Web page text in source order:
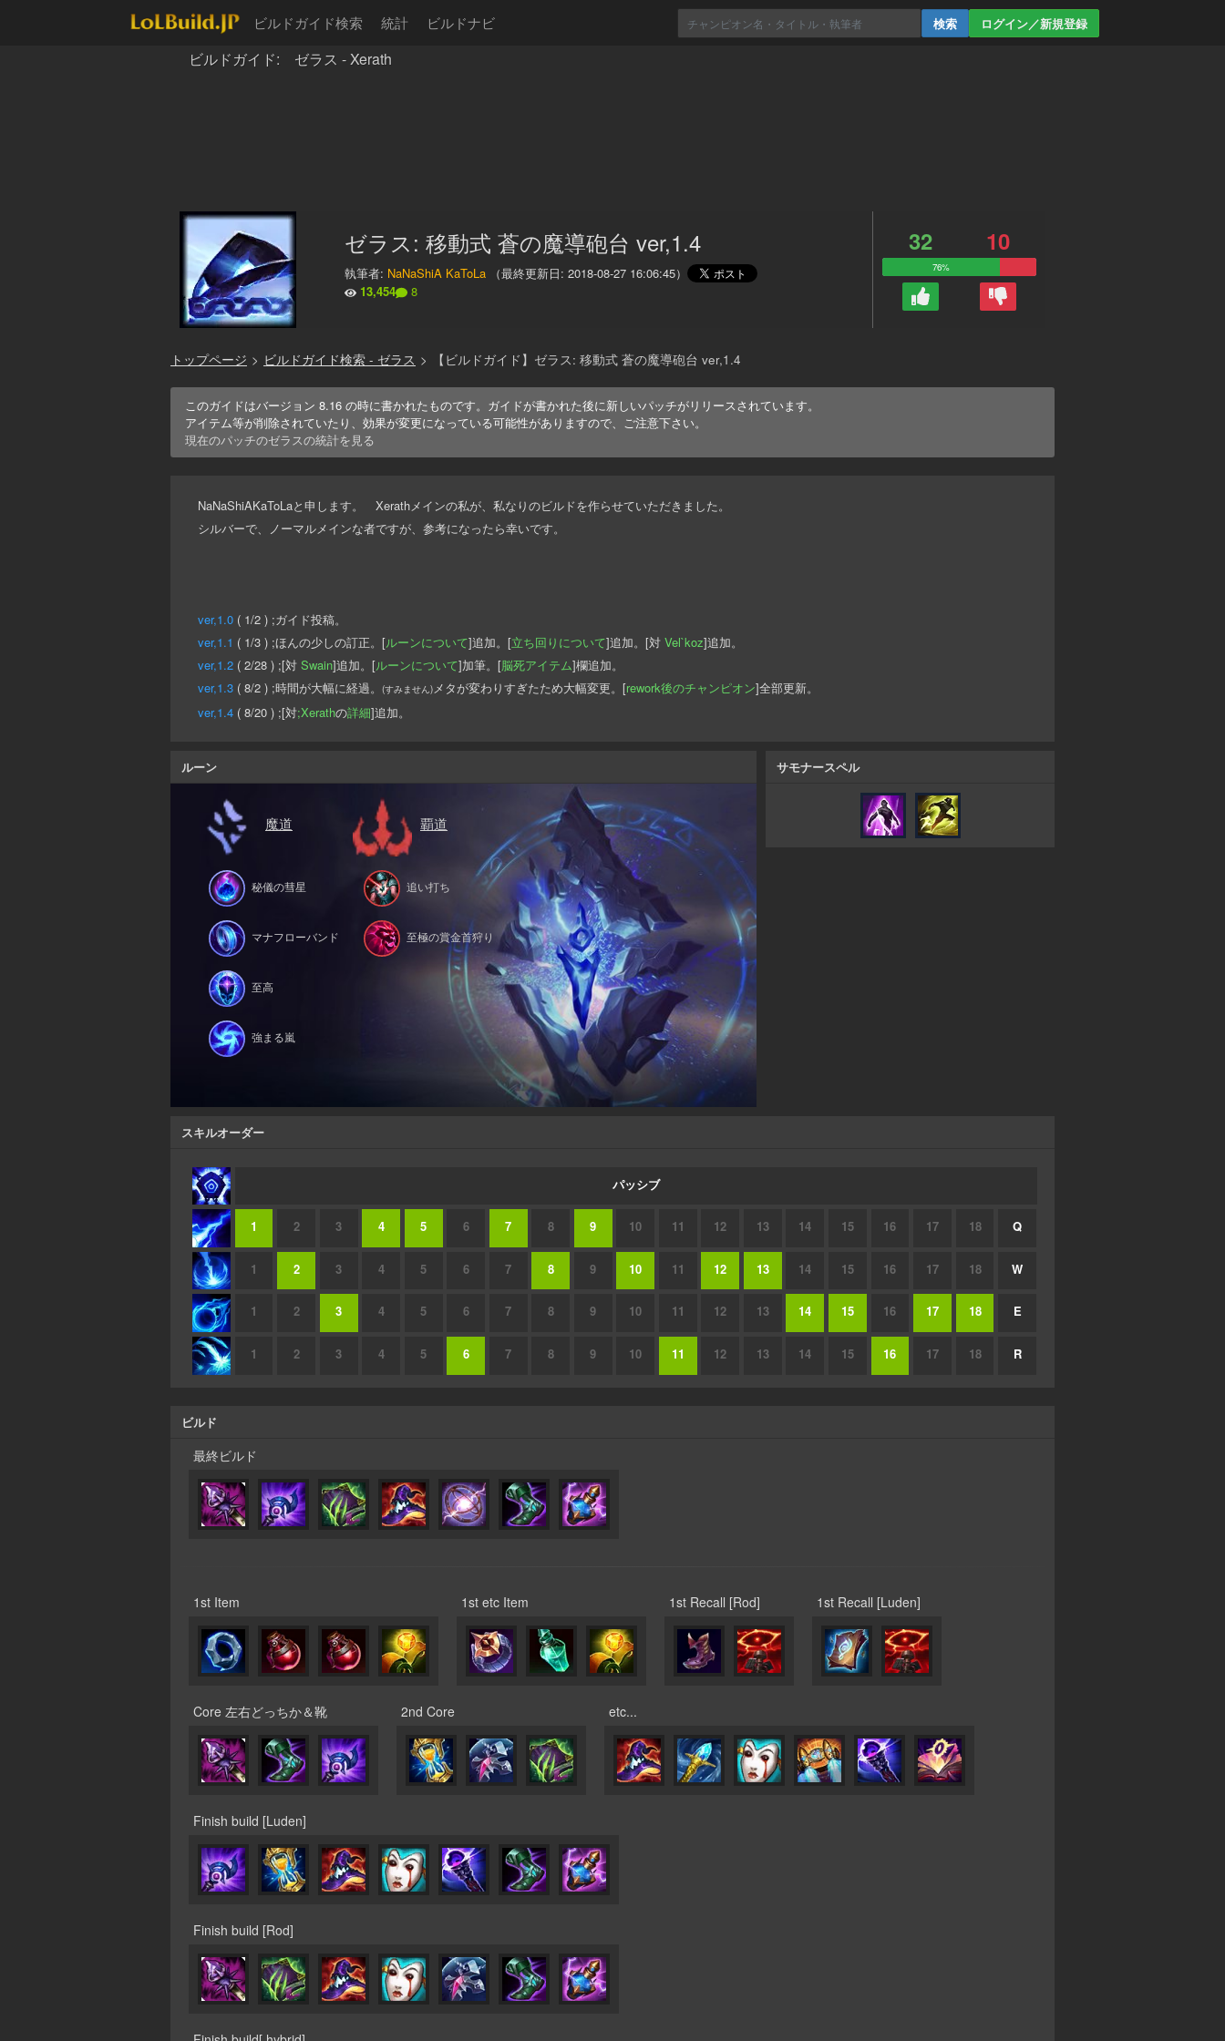
ビルドガイド検索 統計 ビルドナビ ログイン／新規登録
ビルドガイド: ゼラス - Xerath
ゼラス: 移動式 蒼の魔導砲台 ver,1.4
執筆者: NaNaShiA KaToLa （最終更新日: 2018-08-27 16:06:45）
13,454
8
32 10
76%
トップページ > ビルドガイド検索 - ゼラス > 【ビルドガイド】ゼラス: 移動式 蒼の魔導砲台 ver,1.4
このガイドはバージョン8.16 の時に書かれたものです。ガイドが書かれた後に新しいパッチがリリースされています。
アイテム等が削除されていたり、効果が変更になっている可能性がありますので、ご注意下さい。
現在のパッチのゼラスの統計を見る
NaNaShiAKaToLaと申します。 Xerathメインの私が、私なりのビルドを作らせていただきました。
シルバーで、ノーマルメインな者ですが、参考になったら幸いです。
ver,1.0 ( 1/2 ) ;ガイド投稿。
ver,1.1 ( 1/3 ) ;ほんの少しの訂正。[ルーンについて]追加。[立ち回りについて]追加。[対 Vel`koz]追加。
ver,1.2 ( 2/28 ) ;[対 Swain]追加。[ルーンについて]加筆。[脳死アイテム]欄追加。
ver,1.3 ( 8/2 ) ;時間が大幅に経過。 (すみません) メタが変わりすぎたため大幅変更。[rework後のチャンピオン]全部更新。
ver,1.4 ( 8/20 ) ;[対;Xerathの詳細]追加。
ルーン
魔道
秘儀の彗星
マナフローバンド
至高
強まる嵐
覇道
追い打ち
至極の賞金首狩り
サモナースペル
スキルオーダー
パッシブ
1 2 3 4 5 6 7 8 9 10 11 12 13 14 15 16 17 18 Q
1 2 3 4 5 6 7 8 9 10 11 12 13 14 15 16 17 18 W
1 2 3 4 5 6 7 8 9 10 11 12 13 14 15 16 17 18 E
1 2 3 4 5 6 7 8 9 10 11 12 13 14 15 16 17 18 R
ビルド
最終ビルド
1st Item 1st etc Item 1st Recall [Rod] 1st Recall [Luden]
Core 左右どっちか＆靴 2nd Core etc...
Finish build [Luden]
Finish build [Rod]